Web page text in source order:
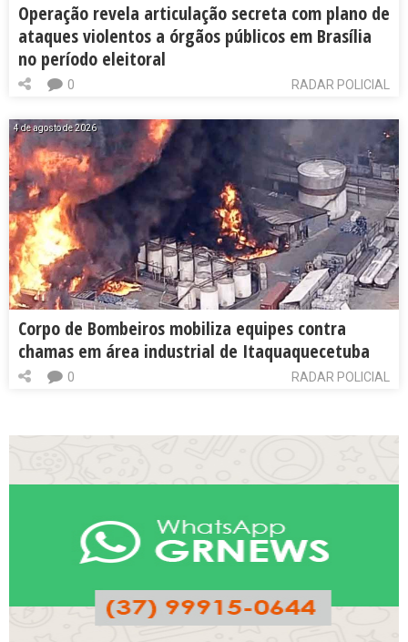
Operação revela articulação secreta com plano de
ataques violentos a órgãos públicos em Brasília
no período eleitoral
RADAR POLICIAL
0
4 de agosto de 2026
Corpo de Bombeiros mobiliza equipes contra
chamas em área industrial de Itaquaquecetuba
RADAR POLICIAL
0